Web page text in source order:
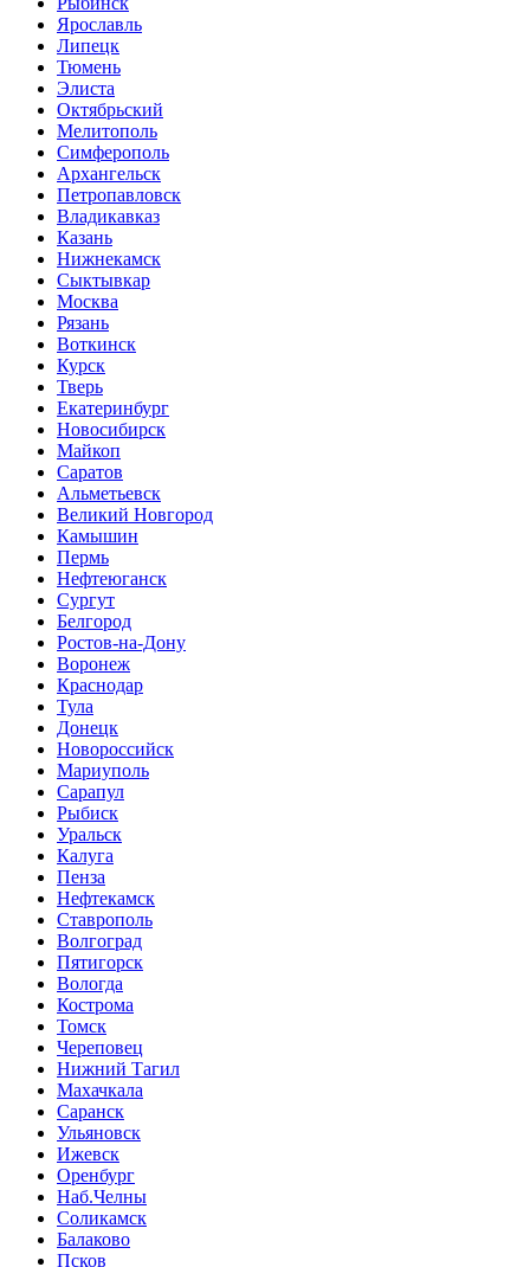
Ярославль
Липецк
Тюмень
Элиста
Октябрьский
Мелитополь
Симферополь
Архангельск
Петропавловск
Владикавказ
Казань
Нижнекамск
Сыктывкар
Москва
Рязань
Воткинск
Курск
Тверь
Екатеринбург
Новосибирск
Майкоп
Саратов
Альметьевск
Великий Новгород
Камышин
Пермь
Нефтеюганск
Сургут
Белгород
Ростов-на-Дону
Воронеж
Краснодар
Тула
Донецк
Новороссийск
Мариуполь
Сарапул
Рыбиск
Уральск
Калуга
Пенза
Нефтекамск
Ставрополь
Волгоград
Пятигорск
Вологда
Кострома
Томск
Череповец
Нижний Тагил
Махачкала
Саранск
Ульяновск
Ижевск
Оренбург
Наб.Челны
Соликамск
Балаково
Псков